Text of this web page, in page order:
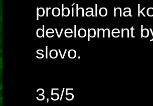
probíhalo na
development
slovo.
3,5/5